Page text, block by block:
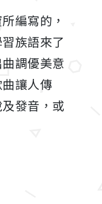
編寫的，
族語來了
調優美意
讓人傳
發音，或